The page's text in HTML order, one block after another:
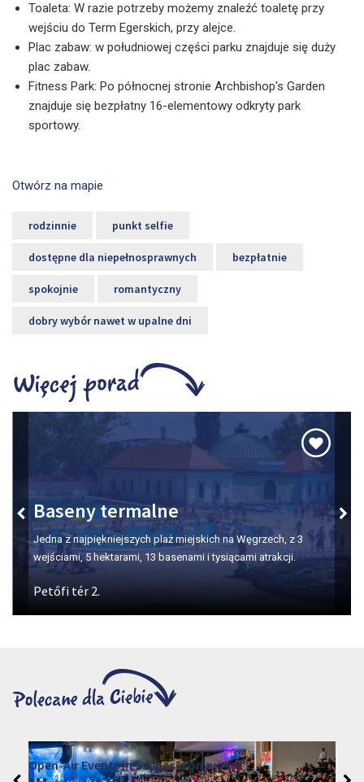
Toaleta: W razie potrzeby możemy znaleźć toaletę przy
wejściu do Term Egerskich, przy alejce.
Plac zabaw: w południowej części parku znajduje się duży
plac zabaw.
Fitness Park: Po północnej stronie Archbishop's Garden
znajduje się bezpłatny 16-elementowy odkryty park
sportowy.
Otwórz na mapie
rodzinnie punkt selfie
dostępne dla niepełnosprawnych bezpłatnie
spokojnie romantyczny
dobry wybór nawet w upalne dni
Rowerem w miasto!
25-ös főút
VINO – Wine Tasting Festival in Eger 2026